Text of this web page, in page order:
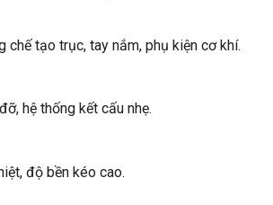
tạo trục, tay nắm, phụ kiện cơ khí.
hệ thống kết cấu nhẹ.
độ bền kéo cao.